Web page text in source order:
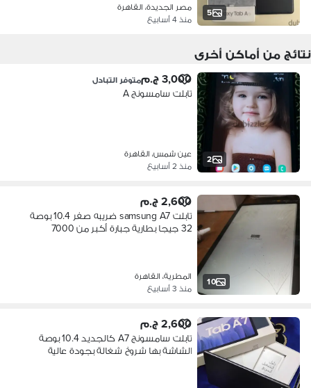
5
مصر الجديدة، القاهرة
منذ 4 أسابيع
نتائج من أماكن أخرى
2
3,000 ج.م متوفر التبادل
تابلت سامسونج A
عين شمس، القاهرة
منذ 2 أسابيع
10
2,600 ج.م
تابلت samsung A7 ضريبه صفر 10.4 بوصة
32 جيجا بطارية جبارة أكبر من 7000
المطرية، القاهرة
منذ 3 أسابيع
2,600 ج.م
تابلت سامسونج A7 كالجديد 10.4 بوصة
الشاشة بها شروخ شغالة بجودة عالية